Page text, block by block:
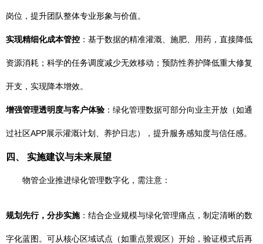
岗位，提升团队整体专业形象与价值。
实现精细化成本管控 ：基于数据的精准灌溉、施肥、用药，直接降低
资源消耗；科学的任务调度减少无效移动；预防性养护降低重大修复
开支，实现降本增效。
增强管理透明度与客户体验 ：绿化管理数据可部分向业主开放（如通
过社区APP展示灌溉计划、养护日志），提升服务感知度与信任感。
四、 实施建议与未来展望
物管企业推进绿化管理数字化，需注意：
规划先行，分步实施：结合企业规模与绿化管理痛点，制定清晰的数
字化蓝图。可从核心区域试点（如重点景观区）开始，验证模式后再